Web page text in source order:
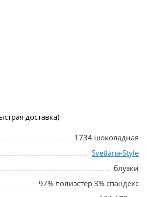
доставка)
1734 шоколадная
Svetlana-Style
блузки
97% полиэстер 3% спандекс